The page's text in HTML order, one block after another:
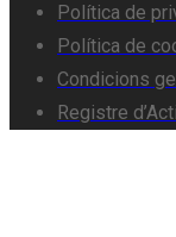
Política de
Política de
Condicions
Registre